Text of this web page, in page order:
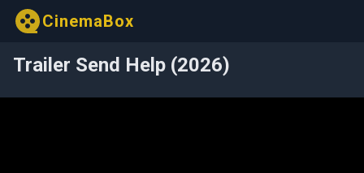
CinemaBox
Trailer Send Help (2026)